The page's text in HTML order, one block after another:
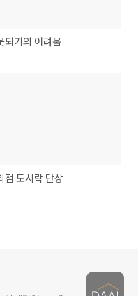
되기의 어려움
점 도시락 단상